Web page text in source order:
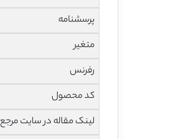
پرسشنامه
متغیر
رفرنس
کد محصول
لینک مقاله در سایت مرجع